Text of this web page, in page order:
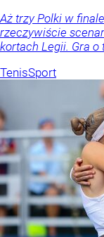
Aż trzy Polki w
rzeczywiście
kortach Legii. Gra o
TenisSport